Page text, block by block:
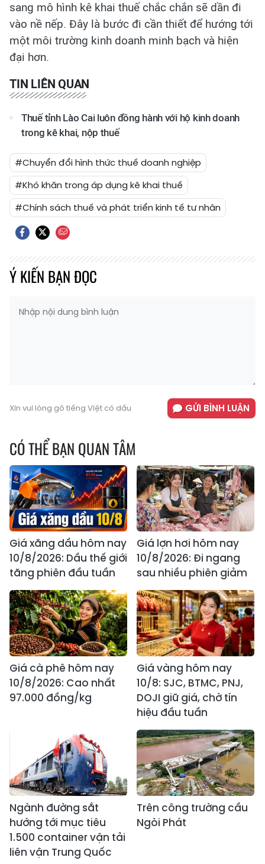
sang mô hình kê khai thuế chắc chắn sẽ dần đi
vào nề nếp. Đây là bước đi cần thiết để hướng tới
một môi trường kinh doanh minh bạch và hiện
đại hơn.
TIN LIÊN QUAN
Thuế tỉnh Lào Cai luôn đồng hành với hộ kinh doanh
trong kê khai, nộp thuế
#Chuyển đổi hình thức thuế doanh nghiệp
#Khó khăn trong áp dụng kê khai thuế
#Chính sách thuế và phát triển kinh tế tư nhân
Ý KIẾN BẠN ĐỌC
Xin vui lòng gõ tiếng Việt có dấu GỬI BÌNH LUẬN
CÓ THỂ BẠN QUAN TÂM
Giá xăng dầu hôm nay
10/8/2026: Dầu thế giới
tăng phiên đầu tuần
Giá lợn hơi hôm nay
10/8/2026: Đi ngang
sau nhiều phiên giảm
Giá cà phê hôm nay
10/8/2026: Cao nhất
97.000 đồng/kg
Giá vàng hôm nay
10/8: SJC, BTMC, PNJ,
DOJI giữ giá, chờ tín
hiệu đầu tuần
Ngành đường sắt
hướng tới mục tiêu
1.500 container vận tải
liên vận Trung Quốc
Trên công trường cầu
Ngòi Phát